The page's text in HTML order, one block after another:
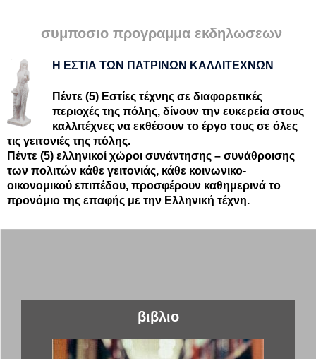
συμποσιο προγραμμα εκδηλωσεων
Η ΕΣΤΙΑ ΤΩΝ ΠΑΤΡΙΝΩΝ ΚΑΛΛΙΤΕΧΝΩΝ
Πέντε (5) Εστίες τέχνης σε διαφορετικές
περιοχές της πόλης, δίνουν την ευκερεία στους
καλλιτέχνες να εκθέσουν το έργο τους σε όλες
τις γειτονιές της πόλης.
Πέντε (5) ελληνικοί χώροι συνάντησης – συνάθροισης
των πολιτών κάθε γειτονιάς, κάθε κοινωνικο-
οικονομικού επιπέδου, προσφέρουν καθημερινά το
προνόμιο της επαφής με την Ελληνική τέχνη.
βιβλιο